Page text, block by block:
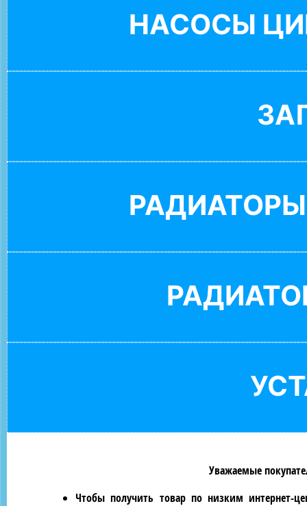
НАСОСЫ
Уважаемые
Чтобы получить товар по низким интернет-